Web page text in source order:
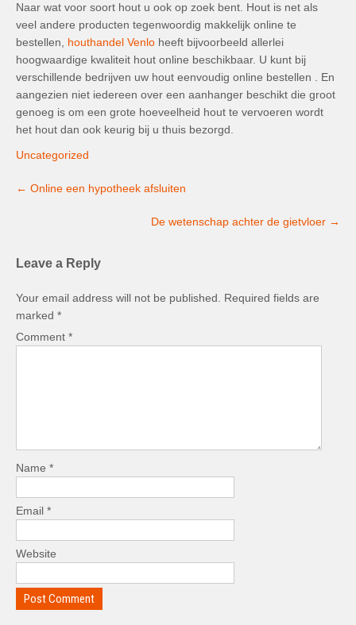
Naar wat voor soort hout u ook op zoek bent. Hout is net als
veel andere producten tegenwoordig makkelijk online te
bestellen, houthandel Venlo heeft bijvoorbeeld allerlei
hoogwaardige kwaliteit hout online beschikbaar. U kunt bij
verschillende bedrijven uw hout eenvoudig online bestellen . En
aangezien niet iedereen over een aanhanger beschikt die groot
genoeg is om een grote hoeveelheid hout te vervoeren wordt
het hout dan ook keurig bij u thuis bezorgd.
Uncategorized
navigation
← Online een hypotheek afsluiten
De wetenschap achter de gietvloer →
Leave a Reply
Your email address will not be published. Required fields are
marked *
Comment *
Name *
Email *
Website